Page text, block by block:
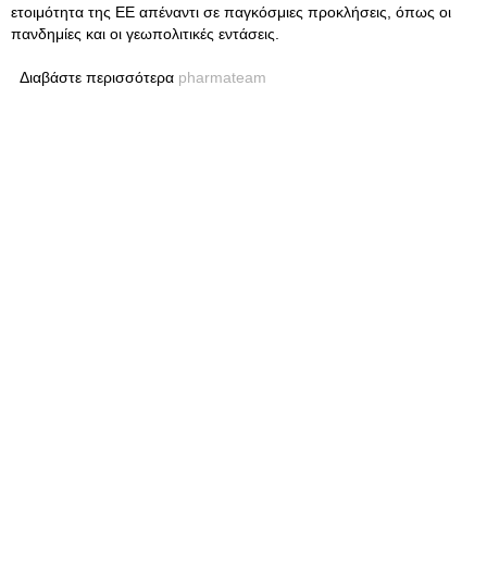
ετοιμότητα της ΕΕ απέναντι σε παγκόσμιες προκλήσεις, όπως οι
πανδημίες και οι γεωπολιτικές εντάσεις.
Διαβάστε περισσότερα pharmateam